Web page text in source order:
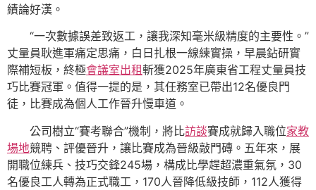
績論好漢。
“一次數據誤差致返工，讓我深知毫米級精度的主要性。”
丈量員耿進軍痛定思痛，白日扎根一線練實操，早晨鉆研實
際補短板，終極會議室出租斬獲2025年廣東省工程丈量員技
巧比賽冠軍。值得一提的是，其任務室已帶出12名優良門
徒，比賽成為個人工作晉升慢車道。
公司樹立“賽考聯合”機制，將比訪談賽成就歸入職位家教
場地競聘、評優晉升，讓比賽成為晉級敲門磚。五年來，展
開職位練兵、技巧交鋒245場，構成比學趕超濃重氣氛，30
名優良工人轉為正式職工，170人晉降低級技師，112人獲得